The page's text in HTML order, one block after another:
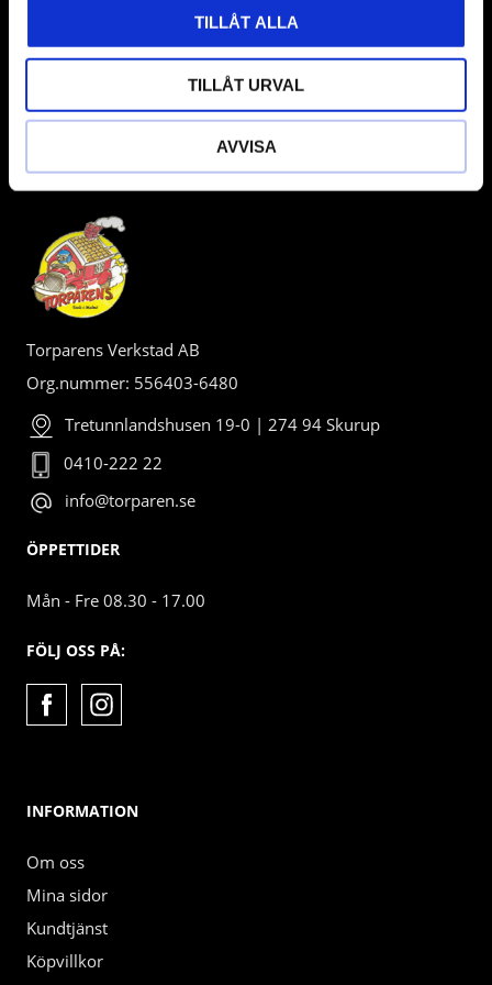
TILLÅT ALLA
TILLÅT URVAL
AVVISA
BUTIK
Torparens Verkstad AB
Org.nummer: 556403-6480
Tretunnlandshusen 19-0 | 274 94 Skurup
0410-222 22
info@torparen.se
ÖPPETTIDER
Mån - Fre 08.30 - 17.00
FÖLJ OSS PÅ:
INFORMATION
Om oss
Mina sidor
Kundtjänst
Köpvillkor